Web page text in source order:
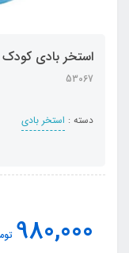
استخر بادی
53067
دسته : استخر بادی
980,000